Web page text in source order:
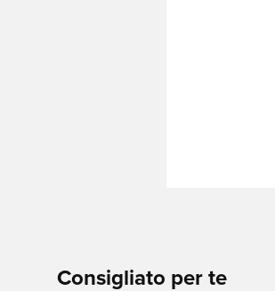
Consigliato per te